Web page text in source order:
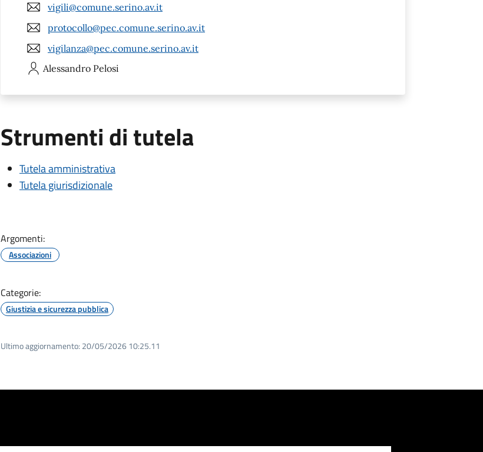
vigili@comune.serino.av.it
protocollo@pec.comune.serino.av.it
vigilanza@pec.comune.serino.av.it
Alessandro Pelosi
Strumenti di tutela
Tutela amministrativa
Tutela giurisdizionale
Argomenti:
Associazioni
Categorie:
Giustizia e sicurezza pubblica
Ultimo aggiornamento: 20/05/2026 10:25.11